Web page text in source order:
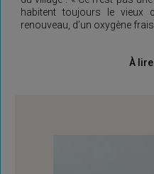
habitent toujours le vieux
renouveau, d’un oxygène frais
À